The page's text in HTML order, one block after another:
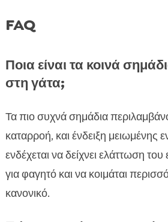
FAQ
Ποια είναι τα κοινά
στη γάτα;
Τα πιο συχνά σημάδια
καταρροή, και ένδειξη μειωμένης
ενδέχεται να δείχνει ελάττωση
για φαγητό και να κοιμάται
κανονικό.